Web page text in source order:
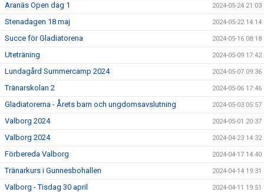
Aranäs Open dag 1 2024-05-24 21:03
Stenadagen 18 maj 2024-05-22 14:14
Succe för Gladiatorena 2024-05-16 08:18
Uteträning 2024-05-09 17:42
Lundagård Summercamp 2024 2024-05-07 09:36
Tränarskolan 2 2024-05-06 17:46
Gladiatorerna - Årets barn och ungdomsavslutning 2024-05-03 05:57
Valborg 2024 2024-05-01 20:37
Valborg 2024 2024-04-23 14:32
Förbereda Valborg 2024-04-17 14:40
Tränarkurs i Gunnesbohallen 2024-04-14 19:31
Valborg - Tisdag 30 april 2024-04-11 19:51